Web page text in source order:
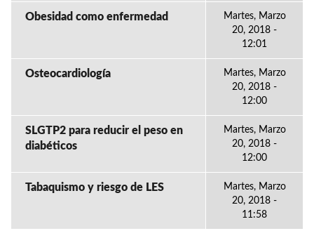
Obesidad como enfermedad
Martes, Marzo
20, 2018 -
12:01
Osteocardiología
Martes, Marzo
20, 2018 -
12:00
SLGTP2 para reducir el peso en
diabéticos
Martes, Marzo
20, 2018 -
12:00
Tabaquismo y riesgo de LES
Martes, Marzo
20, 2018 -
11:58